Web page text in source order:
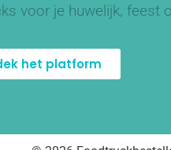
voor je huwelijk, feest
het platform